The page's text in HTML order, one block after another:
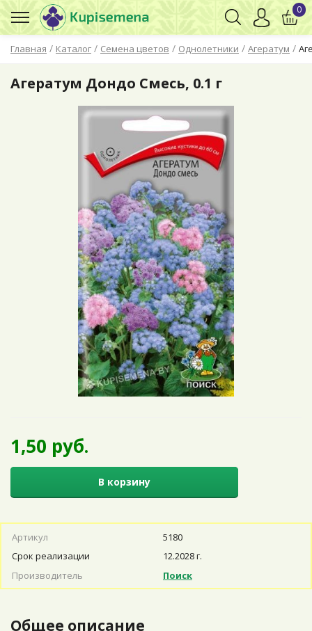
Главная / Каталог / Семена цветов / Однолетники / Агератум /
0
Агератум Дондо Смесь, 0.1 г
1,50 руб.
В корзину
Артикул
5180
Срок реализации
12.2028 г.
Производитель
Поиск
Общее описание